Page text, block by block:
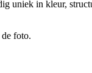
uniek in kleur,
foto.